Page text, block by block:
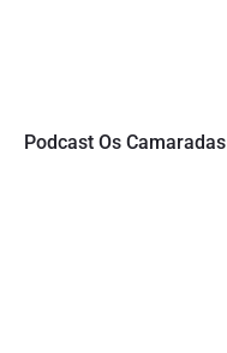
Podcast Os Camaradas